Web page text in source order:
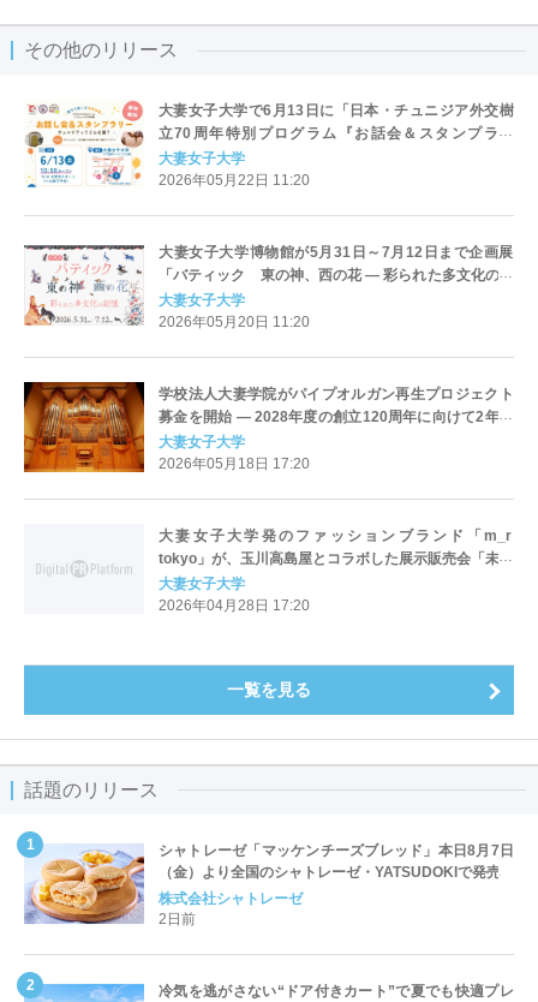
その他のリリース
大妻女子大学で6月13日に「日本・チュニジア外交樹
立70周年特別プログラム『お話会＆スタンプラリ
ー』」を開催 ― 絵本や文化体験を通じて世界を知るき
っかけに
大妻女子大学
2026年05月22日 11:20
大妻女子大学博物館が5月31日～7月12日まで企画展
「バティック 東の神、西の花 ― 彩られた多文化の記
憶」を開催 ― インドネシアの伝統的な染織品・バティ
ックを展示
大妻女子大学
2026年05月20日 11:20
学校法人大妻学院がパイプオルガン再生プロジェクト
募金を開始 ― 2028年度の創立120周年に向けて2年間
限定で実施
大妻女子大学
2026年05月18日 17:20
⼤妻⼥⼦⼤学発のファッションブランド「m_r
tokyo」が、⽟川高島屋とコラボした展⽰販売会「未来
へ紡ぐ 国産ファッション展」を4月29日から5⽉5⽇
まで開催―—新作の春夏ファッションや雑貨アイテム
大妻女子大学
2026年04月28日 17:20
一覧を見る
話題のリリース
シャトレーゼ「マッケンチーズブレッド」本日8月7日
（金）より全国のシャトレーゼ・YATSUDOKIで発売
株式会社シャトレーゼ
2日前
冷気を逃がさない“ドア付きカート”で夏でも快適プレ